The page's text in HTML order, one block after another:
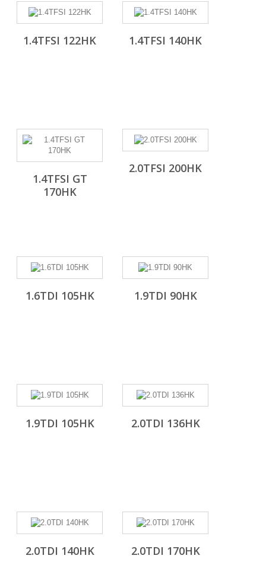
1.4TFSI 122HK 1.4TFSI 140HK
1.4TFSI GT
170HK
2.0TFSI 200HK
1.6TDI 105HK 1.9TDI 90HK
1.9TDI 105HK 2.0TDI 136HK
2.0TDI 140HK 2.0TDI 170HK